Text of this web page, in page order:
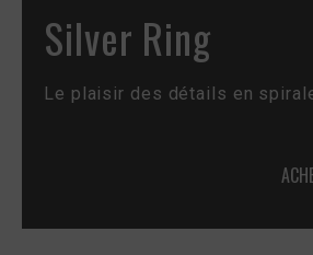
Silver Ring
Le plaisir des détails en